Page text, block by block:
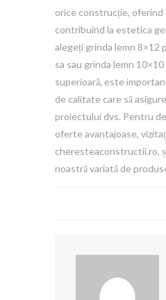
orice construcție,
contribuind la estetica
alegeți grinda lemn
sa sau grinda lemn
superioară, este
de calitate care să
proiectului dvs. Pentru
oferte avantajoase,
cheresteaconstructii.ro,
noastră variată de